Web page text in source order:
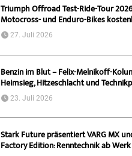
Triumph Offroad Test-Ride-Tour
Motocross- und Enduro-Bikes
27. Juli 2026
Benzin im Blut – Felix-Melnikoff-
Heimsieg, Hitzeschlacht und
23. Juli 2026
Stark Future präsentiert VARG MX
Factory Edition: Renntechnik ab Werk